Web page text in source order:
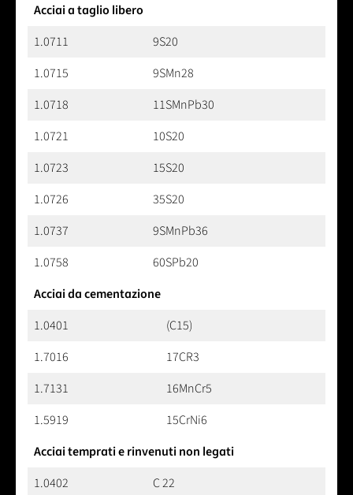
Acciai a taglio libero
1.0711
9S20
1.0715
9SMn28
1.0718
11SMnPb30
1.0721
10S20
1.0723
15S20
1.0726
35S20
1.0737
9SMnPb36
1.0758
60SPb20
Acciai da cementazione
1.0401
(C15)
1.7016
17CR3
1.7131
16MnCr5
1.5919
15CrNi6
Acciai temprati e rinvenuti non legati
1.0402
C 22